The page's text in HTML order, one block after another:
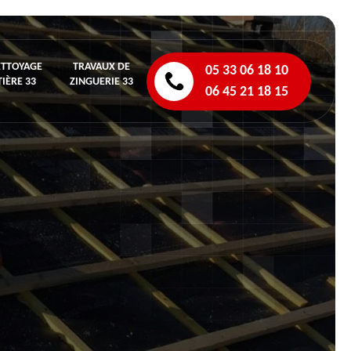
33
TRAVAUX DE
ZINGUERIE 33
05 33 06 18 10
06 45 21 18 15